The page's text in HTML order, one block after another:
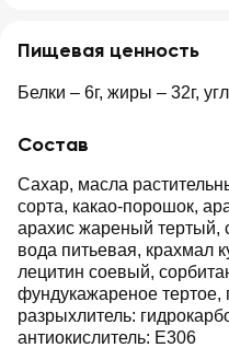
Пищевая ценность
Белки – 6г, жиры – 32г,
Состав
Сахар, масла
сорта, какао-порошок,
арахис жареный тертый,
вода питьевая, крахмал
лецитин соевый,
фундукажареное тертое,
разрыхлитель:
антиокислитель: Е306